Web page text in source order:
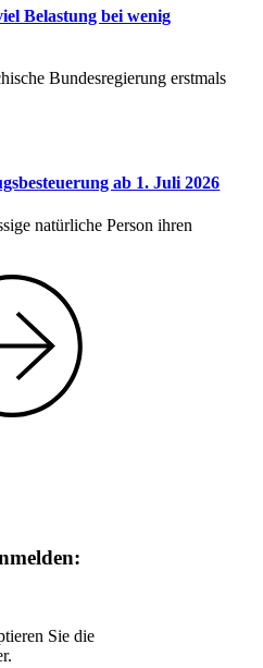
Belastung bei wenig
Bundesregierung erstmals
ab 1. Juli 2026
natürliche Person ihren
Sie die